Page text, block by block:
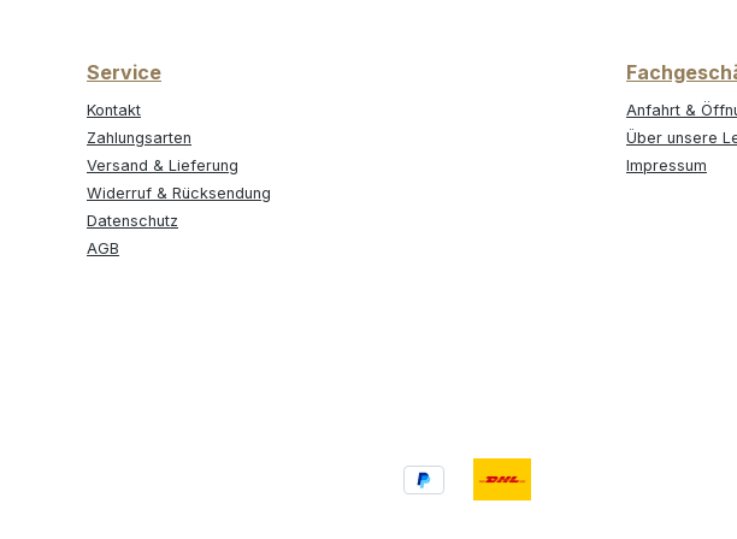
Service
Kontakt
Zahlungsarten
Versand & Lieferung
Widerruf & Rücksendung
Datenschutz
AGB
Anfahrt &
Über unsere
Impressum